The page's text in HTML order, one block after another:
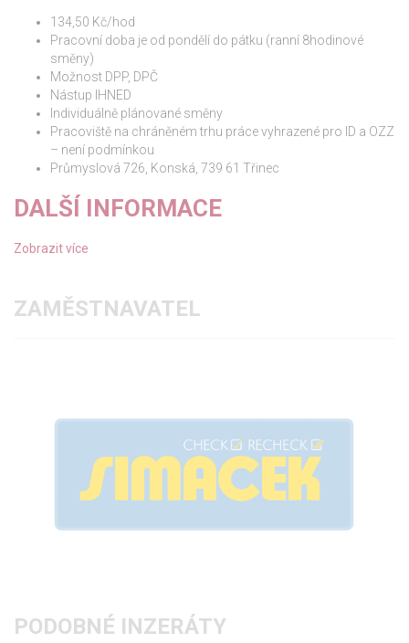
134,50 Kč/hod
Pracovní doba je od pondělí do pátku (ranní 8hodinové
směny)
Možnost DPP, DPČ
Nástup IHNED
Individuálně plánované směny
Pracoviště na chráněném trhu práce vyhrazené pro ID a OZZ
– není podmínkou
Průmyslová 726, Konská, 739 61 Třinec
DALŠÍ INFORMACE
Zobrazit více
ZAMĚSTNAVATEL
PODOBNÉ INZERÁTY